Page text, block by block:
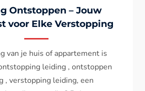
Van Wc-Tiolet
meer door ? het water komt
wc , ontstopping wc , wc
ontstoppingsdienst nodig ?
Bel - ons ? V.A 119€